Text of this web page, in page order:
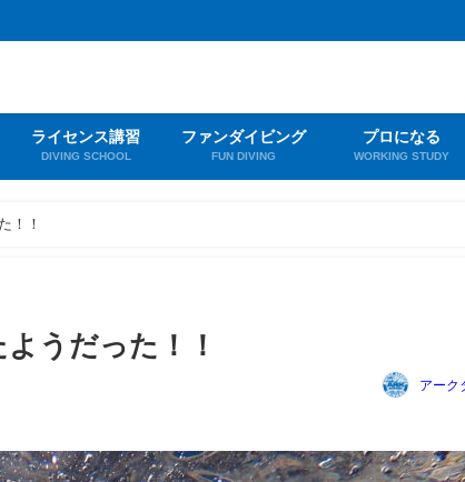
ライセンス講習
DIVING SCHOOL
ファンダイビング
FUN DIVING
プロになる
WORKING STUDY
！！
うだった！！
アーク